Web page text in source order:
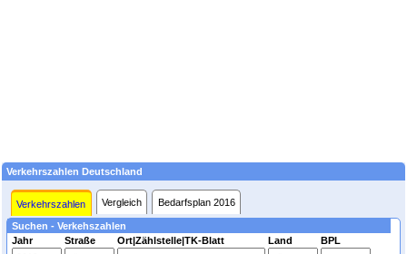
Verkehrszahlen Deutschland
Verkehrszahlen Vergleich Bedarfsplan 2016
Suchen - Verkehszahlen
Jahr
Straße Ort|Zählstelle|TK-Blatt Land BPL